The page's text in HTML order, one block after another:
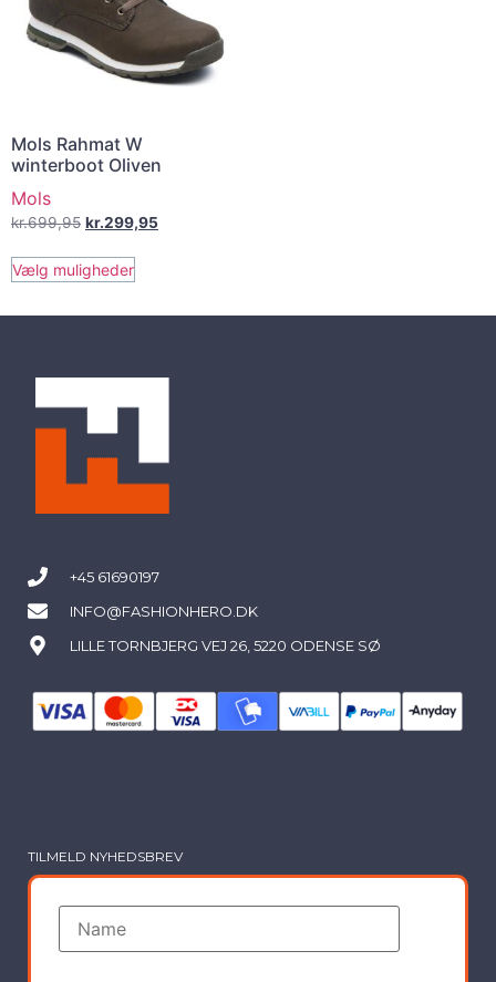
Mols Rahmat W
winterboot Oliven
Mols
kr.699,95 kr.299,95
Vælg muligheder
+45 61690197
INFO@FASHIONHERO.DK
LILLE TORNBJERG VEJ 26, 5220 ODENSE SØ
TILMELD NYHEDSBREV